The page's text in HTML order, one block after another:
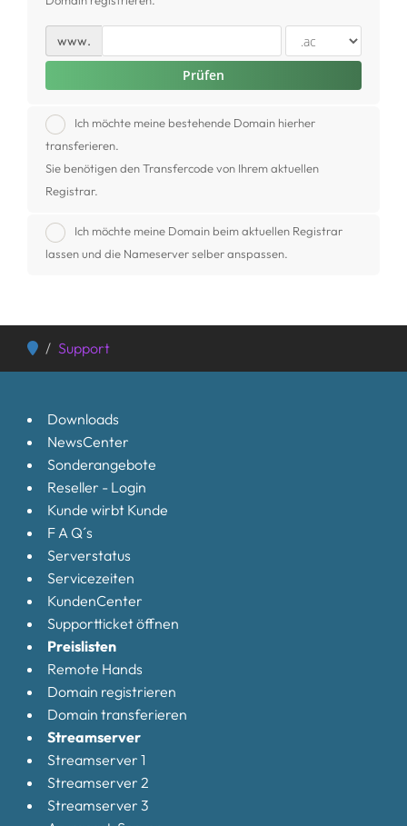
Domain transferieren
www.
Prüfen
Ich möchte meine bestehende Domain hierher
transferieren.
Sie benötigen den Transfercode von Ihrem aktuellen
Registrar.
Ich möchte meine Domain beim aktuellen Registrar
lassen und die Nameserver selber anspassen.
Support
Downloads
NewsCenter
Sonderangebote
Reseller - Login
Kunde wirbt Kunde
F A Q´s
Serverstatus
Servicezeiten
KundenCenter
Supportticket öffnen
Preislisten
Remote Hands
Domain registrieren
Domain transferieren
Streamserver
Streamserver 1
Streamserver 2
Streamserver 3